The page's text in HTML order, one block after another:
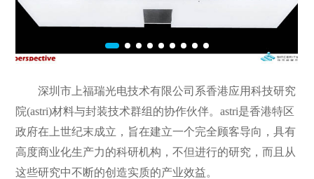
深圳市上福瑞光电技术有限公司系香港应用科技研究
院(astri)材料与封装技术群组的协作伙伴。astri是香港特区
政府在上世纪末成立，旨在建立一个完全顾客导向，具有
高度商业化生产力的科研机构，不但进行的研究，而且从
这些研究中不断的创造实质的产业效益。